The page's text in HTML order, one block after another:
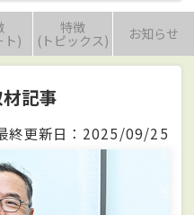
ト)
特徴
(トピックス) お知らせ
記事
終更新日：2025/09/25